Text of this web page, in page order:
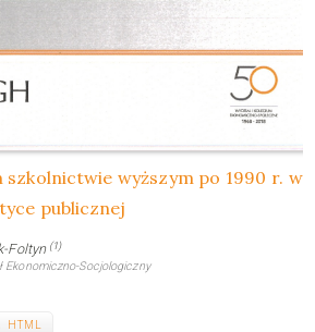
szkolnictwie wyższym po 1990 r. w
publicznej
Foltyn (1)
Ekonomiczno-Socjologiczny
HTML